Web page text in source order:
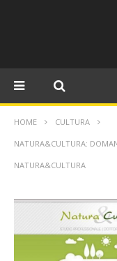
HOME CULTURA
NATURA&CULTURA:
NATURA&CULTURA